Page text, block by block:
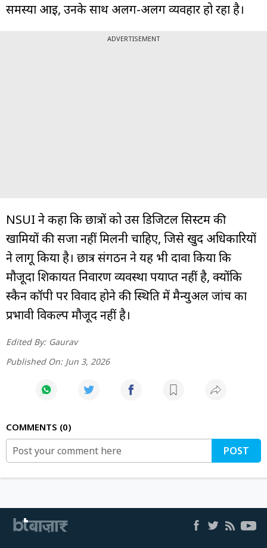
समस्या आई, उनके साथ अलग-अलग व्यवहार हो रहा है।
ADVERTISEMENT
NSUI ने कहा कि छात्रों को उस डिजिटल सिस्टम की
खामियों की सजा नहीं मिलनी चाहिए, जिसे खुद अधिकारियों
ने लागू किया है। छात्र संगठन ने यह भी दावा किया कि
मौजूदा शिकायत निवारण व्यवस्था पर्याप्त नहीं है, क्योंकि
स्कैन कॉपी पर विवाद होने की स्थिति में मैन्युअल जांच का
प्रभावी विकल्प मौजूद नहीं है।
Edited By: Gaurav
Published On: Jun 3, 2026
COMMENTS 0
POST